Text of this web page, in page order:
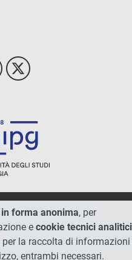
di Perugia
forma anonima, per
e cookie tecnici analitici
per la raccolta di informazioni
entrambi necessari.